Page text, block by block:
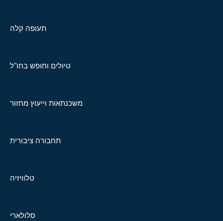
תעופה קלה
טיולים וחופש בחו"ל
משכנתאות וייעוץ מחזור
תחבורה ציבורית
טלוויזיה
סלולארי